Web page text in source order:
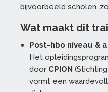
bijvoorbeeld scholen,
Wat maakt dit
Post-hbo niveau &
Het
door CPION
vormt een